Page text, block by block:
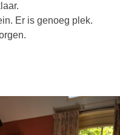
Er is genoeg plek.